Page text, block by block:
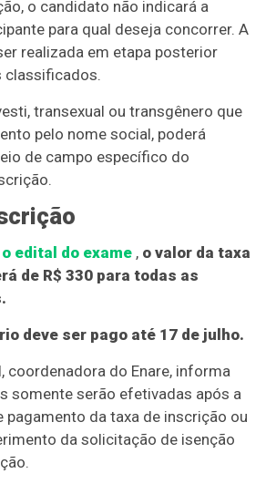
o candidato não indicará a
para qual deseja concorrer. A
realizada em etapa posterior
classificados.
transexual ou transgênero que
pelo nome social, poderá
de campo específico do
edital do exame , o valor da taxa
de R$ 330 para todas as
deve ser pago até 17 de julho.
coordenadora do Enare, informa
somente serão efetivadas após a
pagamento da taxa de inscrição ou
da solicitação de isenção